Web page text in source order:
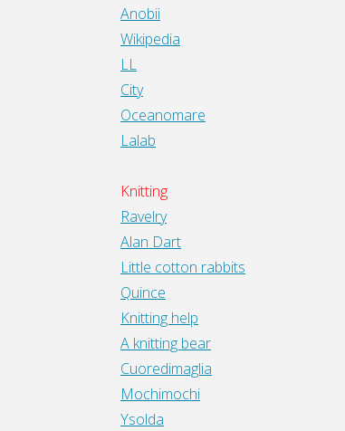
Anobii
Wikipedia
LL
City
Oceanomare
Lalab
Knitting
Ravelry
Alan Dart
Little cotton rabbits
Quince
Knitting help
A knitting bear
Cuoredimaglia
Mochimochi
Ysolda